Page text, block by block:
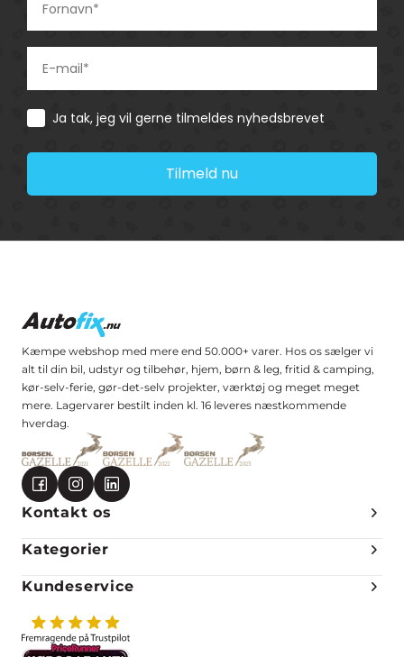
Consent
Ja tak, jeg vil gerne tilmeldes nyhedsbrevet
Tilmeld nu
Kæmpe webshop med mere end 50.000+ varer. Hos os sælger vi
alt til din bil, udstyr og tilbehør, hjem, børn & leg, fritid & camping,
kør-selv-ferie, gør-det-selv projekter, værktøj og meget meget
mere. Lagervarer bestilt inden kl. 16 leveres næstkommende
hverdag.
Kontakt os
Kategorier
Kundeservice